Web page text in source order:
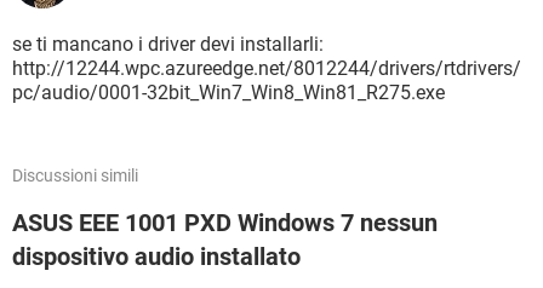
se ti mancano i driver devi installarli:
http://12244.wpc.azureedge.net/8012244/drivers/rtdrivers/
pc/audio/0001-32bit_Win7_Win8_Win81_R275.exe
Discussioni simili
ASUS EEE 1001 PXD Windows 7 nessun
dispositivo audio installato